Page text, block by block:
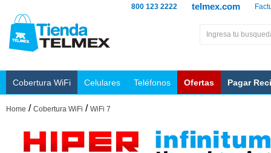
telmex.com
800 123 2222
Cobertura WiFi Celulares Teléfonos Ofertas Pagar
Home / Cobertura WiFi / WiFi 7